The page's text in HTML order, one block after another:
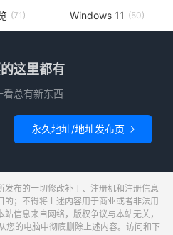
(71) Windows 11 (50)
这里都有
看总有新东西
永久地址/地址发布页 
发布的一切修改补丁、注册机和注册信息
；不得将上述内容用于商业或者非法用
信息来自网络，版权争议与本站无关，
您的电脑中彻底删除上述内容。访问和下